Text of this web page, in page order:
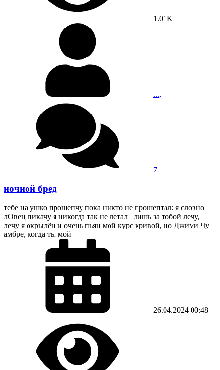
1.01K
...,
7
ночной бред
тебе на ушко прошепчу пока никто не прошептал: я словно
лОвец пикачу я никогда так не летал лишь за тобой лечу,
лечу я окрылён и очень пьян мой курс кривой, но Джими Чу
амбре, когда ты мой
26.04.2024 00:48